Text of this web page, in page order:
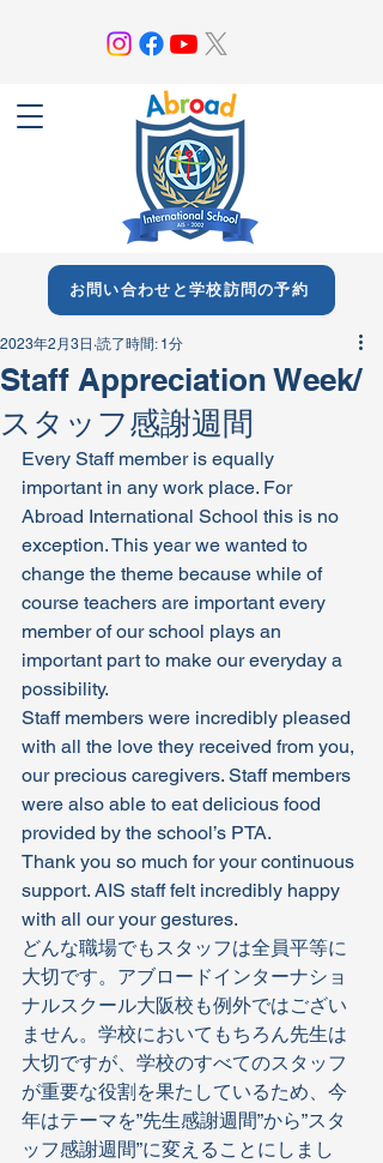
お問い合わせと学校訪問の予約
Staff Appreciation Week/
スタッフ感謝週間
2023年2月3日 読了時間: 1分
Every Staff member is equally
important in any work place. For
Abroad International School this is no
exception. This year we wanted to
change the theme because while of
course teachers are important every
member of our school plays an
important part to make our everyday a
possibility.
Staff members were incredibly pleased
with all the love they received from you,
our precious caregivers. Staff members
were also able to eat delicious food
provided by the school’s PTA.
Thank you so much for your continuous
support. AIS staff felt incredibly happy
with all our your gestures.
どんな職場でもスタッフは全員平等に
大切です。アブロードインターナショ
ナルスクール大阪校も例外ではござい
ません。学校においてもちろん先生は
大切ですが、学校のすべてのスタッフ
が重要な役割を果たしているため、今
年はテーマを”先生感謝週間”から”スタ
ッフ感謝週間”に変えることにしまし